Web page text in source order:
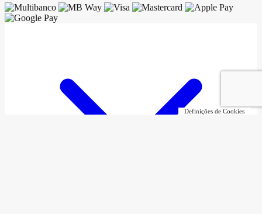
Definições de Cookies